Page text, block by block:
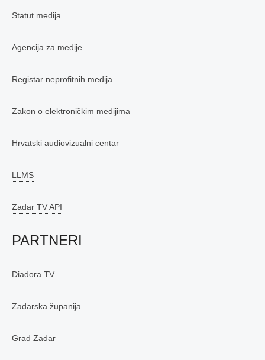
Statut medija
Agencija za medije
Registar neprofitnih medija
Zakon o elektroničkim medijima
Hrvatski audiovizualni centar
LLMS
Zadar TV API
PARTNERI
Diadora TV
Zadarska županija
Grad Zadar